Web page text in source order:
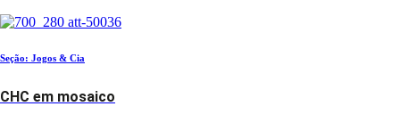
Seção: Jogos & Cia
CHC em mosaico